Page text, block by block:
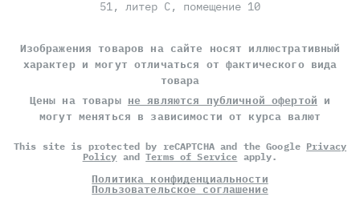
51, литер С, помещение 10
Изображения товаров на сайте носят иллюстративный
характер и могут отличаться от фактического вида
товара
Цены на товары не являются публичной офертой и
могут меняться в зависимости от курса валют
This site is protected by reCAPTCHA and the Google Privacy
Policy andTerms of Service apply.
Политика конфиденциальности
Пользовательское соглашение